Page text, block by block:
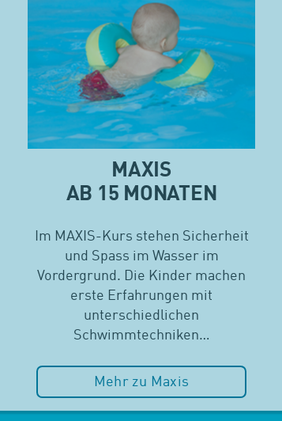
MAXIS
AB 15 MONATEN
Im MAXIS-Kurs stehen Sicherheit
und Spass im Wasser im
Vordergrund. Die Kinder machen
erste Erfahrungen mit
unterschiedlichen
Schwimmtechniken…
Mehr zu Maxis